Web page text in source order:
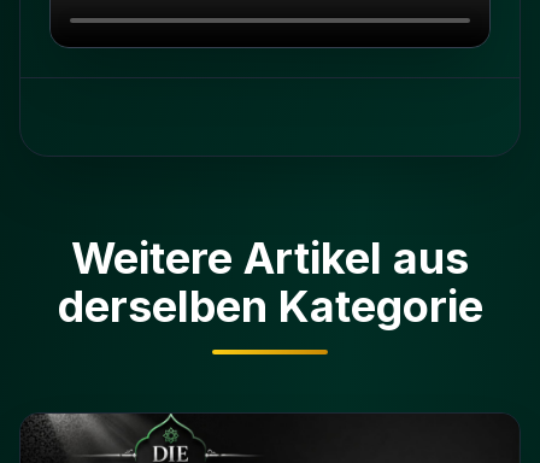
Weitere Artikel aus
derselben Kategorie